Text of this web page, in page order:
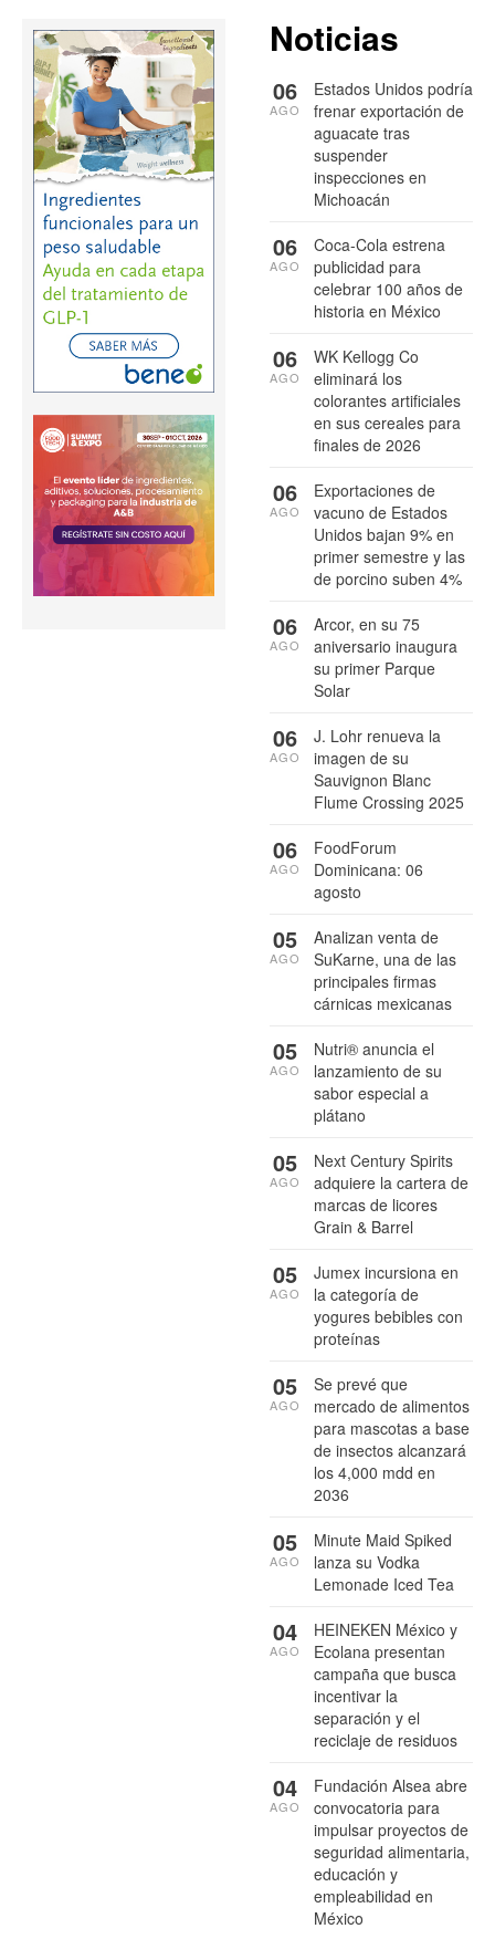
Noticias
Estados Unidos podría
frenar exportación de
aguacate tras
suspender
inspecciones en
Michoacán
06
AGO
Coca-Cola estrena
publicidad para
celebrar 100 años de
historia en México
06
AGO
WK Kellogg Co
eliminará los
colorantes artificiales
en sus cereales para
finales de 2026
06
AGO
Exportaciones de
vacuno de Estados
Unidos bajan 9% en
primer semestre y las
de porcino suben 4%
06
AGO
Arcor, en su 75
aniversario inaugura
su primer Parque
Solar
06
AGO
J. Lohr renueva la
imagen de su
Sauvignon Blanc
Flume Crossing 2025
06
AGO
FoodForum
Dominicana: 06
agosto
06
AGO
Analizan venta de
SuKarne, una de las
principales firmas
cárnicas mexicanas
05
AGO
Nutri® anuncia el
lanzamiento de su
sabor especial a
plátano
05
AGO
Next Century Spirits
adquiere la cartera de
marcas de licores
Grain & Barrel
05
AGO
Jumex incursiona en
la categoría de
yogures bebibles con
proteínas
05
AGO
Se prevé que
mercado de alimentos
para mascotas a base
de insectos alcanzará
los 4,000 mdd en
2036
05
AGO
Minute Maid Spiked
lanza su Vodka
Lemonade Iced Tea
05
AGO
HEINEKEN México y
Ecolana presentan
campaña que busca
incentivar la
separación y el
reciclaje de residuos
04
AGO
Fundación Alsea abre
convocatoria para
impulsar proyectos de
seguridad alimentaria,
educación y
empleabilidad en
México
04
AGO